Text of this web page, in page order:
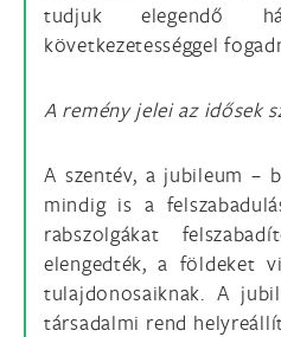
tudjuk elegendő
következetességgel
A remény jelei az idősek
A szentév, a jubileum –
mindig is a
rabszolgákat
elengedték, a földeket
tulajdonosaiknak. A
társadalmi rend